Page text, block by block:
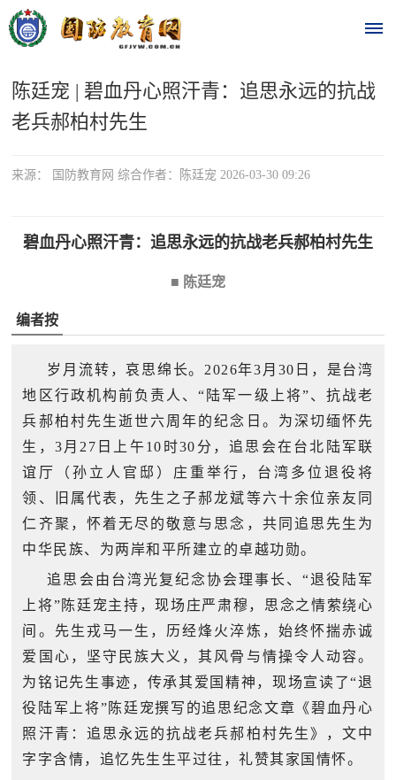
首
时
要
政
要
闻
追
踪
追
踪
国
防
法
规
国
防
法
规
防
知
识
国
陈廷宠 | 碧血丹心照汗青：追思永远的抗战
老兵郝柏村先生
来源： 国防教育网 综合作者：陈廷宠 2026-03-30 09:26
碧血丹心照汗青：追思永远的抗战老兵郝柏村先生
■ 陈廷宠
编者按
岁月流转，哀思绵长。2026年3月30日，是台湾
地区行政机构前负责人、“陆军一级上将”、抗战老
兵郝柏村先生逝世六周年的纪念日。为深切缅怀先
生，3月27日上午10时30分，追思会在台北陆军联
谊厅（孙立人官邸）庄重举行，台湾多位退役将
领、旧属代表，先生之子郝龙斌等六十余位亲友同
仁齐聚，怀着无尽的敬意与思念，共同追思先生为
中华民族、为两岸和平所建立的卓越功勋。
追思会由台湾光复纪念协会理事长、“退役陆军
上将”陈廷宠主持，现场庄严肃穆，思念之情萦绕心
间。先生戎马一生，历经烽火淬炼，始终怀揣赤诚
爱国心，坚守民族大义，其风骨与情操令人动容。
为铭记先生事迹，传承其爱国精神，现场宣读了“退
役陆军上将”陈廷宠撰写的追思纪念文章《碧血丹心
照汗青：追思永远的抗战老兵郝柏村先生》，文中
字字含情，追忆先生生平过往，礼赞其家国情怀。